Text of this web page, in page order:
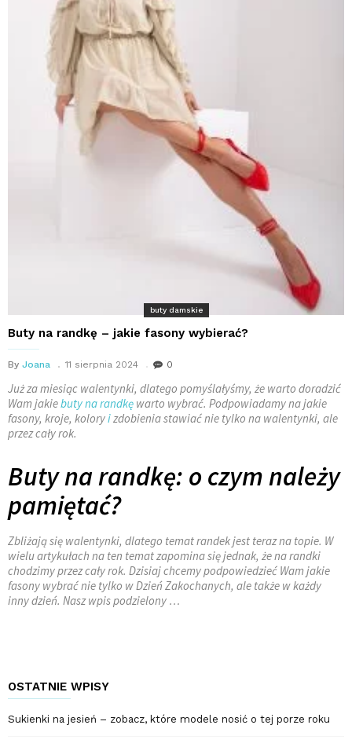
buty damskie
Buty na randkę – jakie fasony wybierać?
By Joana 11 sierpnia 2024 0
Już za miesiąc walentynki, dlatego pomyślałyśmy, że warto doradzić
Wam jakiebuty na randkę warto wybrać. Podpowiadamy na jakie
fasony, kroje, koloryizdobienia stawiać nie tylko na walentynki, ale
przez cały rok.
Buty na randkę: o czym należy
pamiętać?
Zbliżają się walentynki, dlatego temat randek jest teraz na topie. W
wielu artykułach na ten temat zapomina się jednak, że na randki
chodzimy przez cały rok. Dzisiaj chcemy podpowiedzieć Wam jakie
fasony wybrać nie tylko w Dzień Zakochanych, ale także w każdy
inny dzień. Nasz wpis podzielony …
OSTATNIE WPISY
Sukienki na jesień – zobacz, które modele nosić o tej porze roku